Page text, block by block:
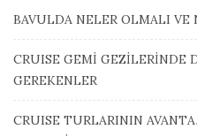
BAVULDA NELER OLMALI VE
CRUISE GEMİ GEZİLERİNDE
GEREKENLER
CRUISE TURLARININ